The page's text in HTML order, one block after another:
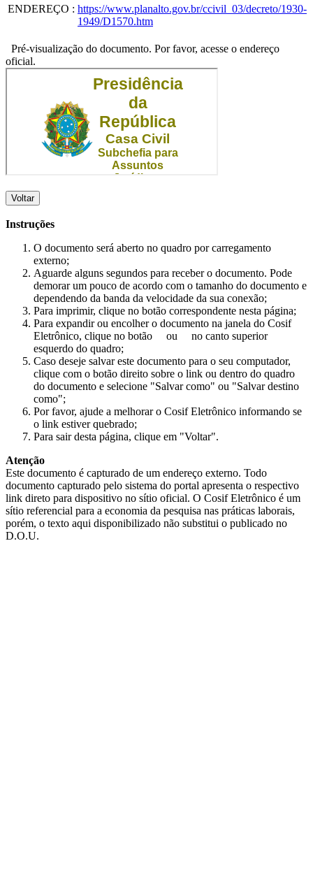
ENDEREÇO : https://www.planalto.gov.br/ccivil_03/decreto/1930-
1949/D1570.htm
Pré-visualização do documento. Por favor, acesse o endereço
oficial.
Voltar
Instruções
O documento será aberto no quadro por carregamento
externo;
Aguarde alguns segundos para receber o documento. Pode
demorar um pouco de acordo com o tamanho do documento e
dependendo da banda da velocidade da sua conexão;
Para imprimir, clique no botão correspondente nesta página;
Para expandir ou encolher o documento na janela do Cosif
Eletrônico, clique no botão
ou
no canto superior
esquerdo do quadro;
Caso deseje salvar este documento para o seu computador,
clique com o botão direito sobre o link ou dentro do quadro
do documento e selecione "Salvar como" ou "Salvar destino
como";
Por favor, ajude a melhorar o Cosif Eletrônico informando se
o link estiver quebrado;
Para sair desta página, clique em "Voltar".
Atenção
Este documento é capturado de um endereço externo. Todo
documento capturado pelo sistema do portal apresenta o respectivo
link direto para dispositivo no sítio oficial. O Cosif Eletrônico é um
sítio referencial para a economia da pesquisa nas práticas laborais,
porém, o texto aqui disponibilizado não substitui o publicado no
D.O.U.